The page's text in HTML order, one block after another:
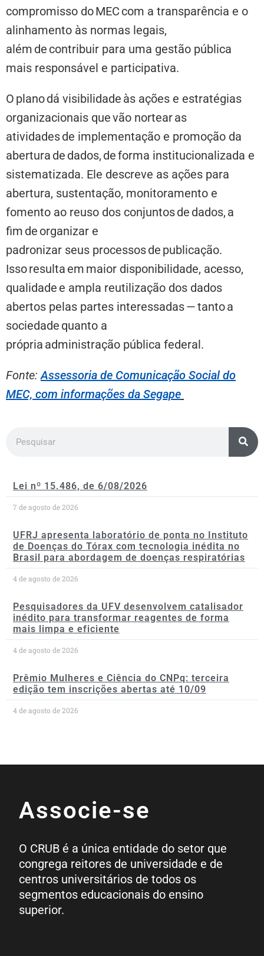
compromisso do MEC com a transparência e o
alinhamento às normas legais,
além de contribuir para uma gestão pública
mais responsável e participativa.
O plano dá visibilidade às ações e estratégias
organizacionais que vão nortear as
atividades de implementação e promoção da
abertura de dados, de forma institucionalizada e
sistematizada. Ele descreve as ações para
abertura, sustentação, monitoramento e
fomento ao reuso dos conjuntos de dados, a
fim de organizar e
padronizar seus processos de publicação.
Isso resulta em maior disponibilidade, acesso,
qualidade e ampla reutilização dos dados
abertos pelas partes interessadas — tanto a
sociedade quanto a
própria administração pública federal.
Fonte:Assessoria de Comunicação Social do
MEC, com informações da Segape
Lei nº 15.486, de 6/08/2026
7 de agosto de 2026
UFRJ apresenta laboratório de ponta no Instituto
de Doenças do Tórax com tecnologia inédita no
Brasil para abordagem de doenças respiratórias
4 de agosto de 2026
Pesquisadores da UFV desenvolvem catalisador
inédito para transformar reagentes de forma
mais limpa e eficiente
4 de agosto de 2026
Prêmio Mulheres e Ciência do CNPq: terceira
edição tem inscrições abertas até 10/09
4 de agosto de 2026
Associe-se
O CRUB é a única entidade do setor que
congrega reitores de universidade e de
centros universitários de todos os
segmentos educacionais do ensino
superior.